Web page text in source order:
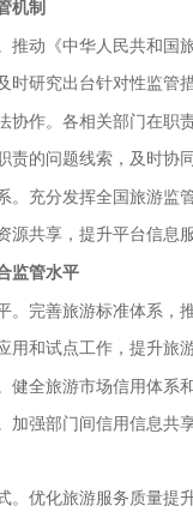
机制
推动《中华人民共和国
研究出台针对性监管措
协作。 各相关部门在职
责的问题线索，及时协
。 充分发挥全国旅游监
共享，提升平台信息
监管水平
。 完善旅游标准体系，
和试点工作，提升旅
健全旅游市场信用体系
加强部门间信用信息共
。 优化旅游服务质量提